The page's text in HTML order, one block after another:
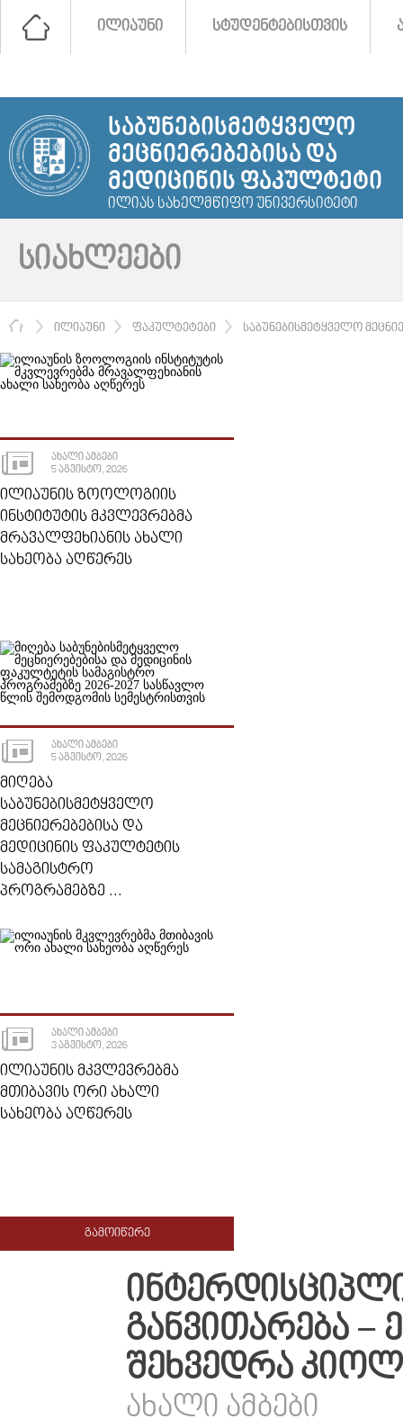
ᲘᲚᲘᲐᲣᲜᲘ ᲡᲢᲣᲓᲔᲜᲢᲔᲑᲘᲡᲗᲕᲘᲡ
ᲡᲐᲑᲣᲜᲔᲑᲘᲡᲛᲔᲢᲧᲕᲔᲚᲝ
ᲛᲔᲪᲜᲘᲔᲠᲔᲑᲔᲑᲘᲡᲐ ᲓᲐ
ᲛᲔᲓᲘᲪᲘᲜᲘᲡ ᲤᲐᲙᲣᲚᲢᲔᲢᲘ
ᲘᲚᲘᲐᲡ ᲡᲐᲮᲔᲚᲛᲬᲘᲤᲝ ᲣᲜᲘᲕᲔᲠᲡᲘᲢᲔᲢᲘ
ᲡᲘᲐᲮᲚᲔᲔᲑᲘ
ᲛᲗᲐᲕᲐᲠᲘ
ᲘᲚᲘᲐᲣᲜᲘ ᲤᲐᲙᲣᲚᲢᲔᲢᲔᲑᲘ ᲡᲐᲑᲣᲜᲔᲑᲘᲡᲛᲔᲢᲧᲕᲔᲚᲝ
ᲐᲮᲐᲚᲘ ᲐᲛᲑᲔᲑᲘ
5 ᲐᲒᲕᲘᲡᲢᲝ, 2026
ᲘᲚᲘᲐᲣᲜᲘᲡ ᲖᲝᲝᲚᲝᲒᲘᲘᲡ
ᲘᲜᲡᲢᲘᲢᲣᲢᲘᲡ ᲛᲙᲕᲚᲔᲕᲠᲔᲑᲛᲐ
ᲛᲠᲐᲕᲐᲚᲤᲔᲮᲘᲐᲜᲘᲡ ᲐᲮᲐᲚᲘ
ᲡᲐᲮᲔᲝᲑᲐ ᲐᲦᲬᲔᲠᲔᲡ
ᲐᲮᲐᲚᲘ ᲐᲛᲑᲔᲑᲘ
5 ᲐᲒᲕᲘᲡᲢᲝ, 2026
ᲛᲘᲦᲔᲑᲐ
ᲡᲐᲑᲣᲜᲔᲑᲘᲡᲛᲔᲢᲧᲕᲔᲚᲝ
ᲛᲔᲪᲜᲘᲔᲠᲔᲑᲔᲑᲘᲡᲐ ᲓᲐ
ᲛᲔᲓᲘᲪᲘᲜᲘᲡ ᲤᲐᲙᲣᲚᲢᲔᲢᲘᲡ
ᲡᲐᲛᲐᲒᲘᲡᲢᲠᲝ
ᲞᲠᲝᲒᲠᲐᲛᲔᲑᲖᲔ ...
ᲐᲮᲐᲚᲘ ᲐᲛᲑᲔᲑᲘ
3 ᲐᲒᲕᲘᲡᲢᲝ, 2026
ᲘᲚᲘᲐᲣᲜᲘᲡ ᲛᲙᲕᲚᲔᲕᲠᲔᲑᲛᲐ
ᲛᲗᲘᲑᲐᲕᲘᲡ ᲝᲠᲘ ᲐᲮᲐᲚᲘ
ᲡᲐᲮᲔᲝᲑᲐ ᲐᲦᲬᲔᲠᲔᲡ
ᲒᲐᲛᲝᲘᲬᲔᲠᲔ
ᲒᲐᲜᲕᲘᲗᲐᲠᲔᲑᲐ
ᲨᲔᲮᲕᲔᲓᲠᲐ
ᲐᲮᲐᲚᲘ ᲐᲛᲑᲔᲑᲘ